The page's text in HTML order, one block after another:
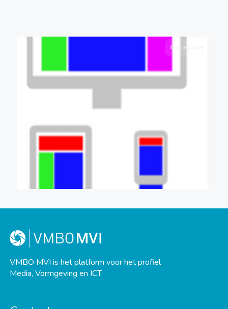
© VMBO MVI
VMBO MVI is het platform voor het profiel
Media, Vormgeving en ICT